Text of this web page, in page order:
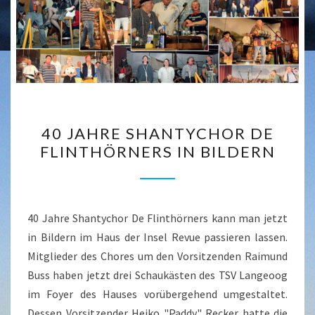
JAHRE
SHANTYCHOR
DE
IN
BILDERN
40 JAHRE SHANTYCHOR DE
FLINTHÖRNERS IN BILDERN
40 Jahre Shantychor De Flinthörners kann man jetzt
in Bildern im Haus der Insel Revue passieren lassen.
Mitglieder des Chores um den Vorsitzenden Raimund
Buss haben jetzt drei Schaukästen des TSV Langeoog
im Foyer des Hauses vorübergehend umgestaltet.